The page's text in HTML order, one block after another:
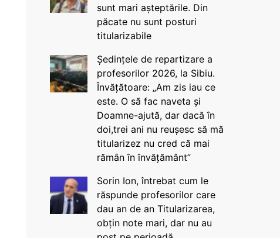
sunt mari așteptările. Din
păcate nu sunt posturi
titularizabile
Ședințele de repartizare a
profesorilor 2026, la Sibiu.
Învățătoare: „Am zis iau ce
este. O să fac naveta și
Doamne-ajută, dar dacă în
doi,trei ani nu reușesc să mă
titularizez nu cred că mai
rămân în învățământ”
Sorin Ion, întrebat cum le
răspunde profesorilor care
dau an de an Titularizarea,
obțin note mari, dar nu au